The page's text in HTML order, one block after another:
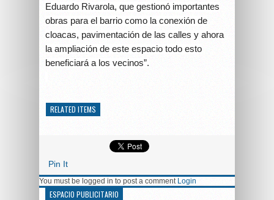
Eduardo Rivarola, que gestionó importantes
obras para el barrio como la conexión de
cloacas, pavimentación de las calles y ahora
la ampliación de este espacio todo esto
beneficiará a los vecinos”.
RELATED ITEMS
Pin It
You must be logged in to post a comment Login
ESPACIO PUBLICITARIO